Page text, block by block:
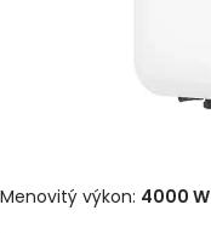
Menovitý výkon: 4000 W